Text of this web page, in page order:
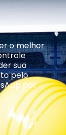
o melhor
sua
pelo
por